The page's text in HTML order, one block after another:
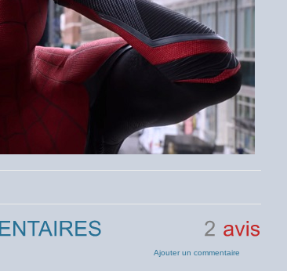
Ajouter un commentaire